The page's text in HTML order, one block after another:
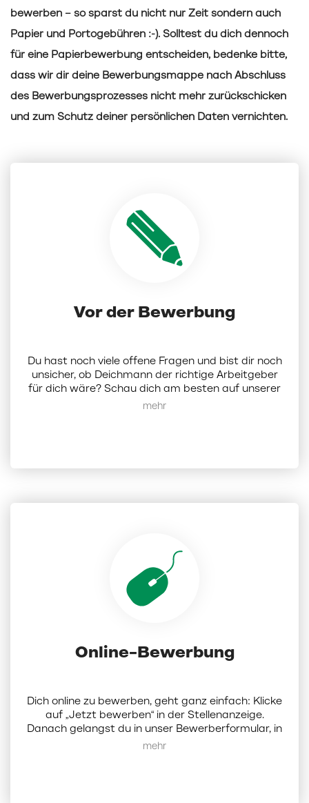
bewerben – so sparst du nicht nur Zeit sondern auch
Papier und Portogebühren :-). Solltest du dich dennoch
für eine Papierbewerbung entscheiden, bedenke bitte,
dass wir dir deine Bewerbungsmappe nach Abschluss
des Bewerbungsprozesses nicht mehr zurückschicken
und zum Schutz deiner persönlichen Daten vernichten.
Vor der Bewerbung
Du hast noch viele offene Fragen und bist dir noch
unsicher, ob Deichmann der richtige Arbeitgeber
für dich wäre? Schau dich am besten auf unserer
findest du alle Infos zu uns
Mehr anzeigen
Online-Bewerbung
Dich online zu bewerben, geht ganz einfach: Klicke
auf „Jetzt bewerben“ in der Stellenanzeige.
Danach gelangst du in unser Bewerberformular, in
dem du Dokumente (Lebenslauf, Anschreiben und
Mehr anzeigen